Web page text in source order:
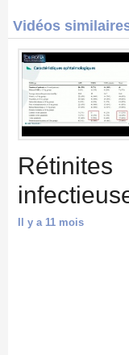
Vidéos
Rétinites
Il y a 11 mois